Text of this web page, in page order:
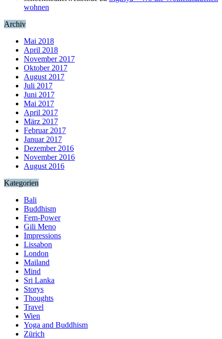
wohnen
Archiv
Mai 2018
April 2018
November 2017
Oktober 2017
August 2017
Juli 2017
Juni 2017
Mai 2017
April 2017
März 2017
Februar 2017
Januar 2017
Dezember 2016
November 2016
August 2016
Kategorien
Bali
Buddhism
Fem-Power
Gili Meno
Impressions
Lissabon
London
Mailand
Mind
Sri Lanka
Storys
Thoughts
Travel
Wien
Yoga and Buddhism
Zürich